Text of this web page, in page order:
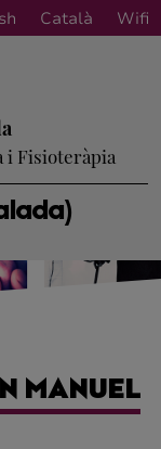
Català Wifi
i Fisioteràpia
MANUEL